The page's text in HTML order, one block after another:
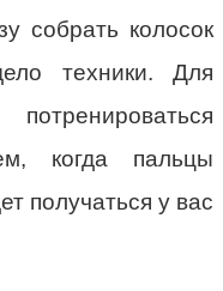
собрать колосок
техники. Для
когда пальцы
получаться у вас